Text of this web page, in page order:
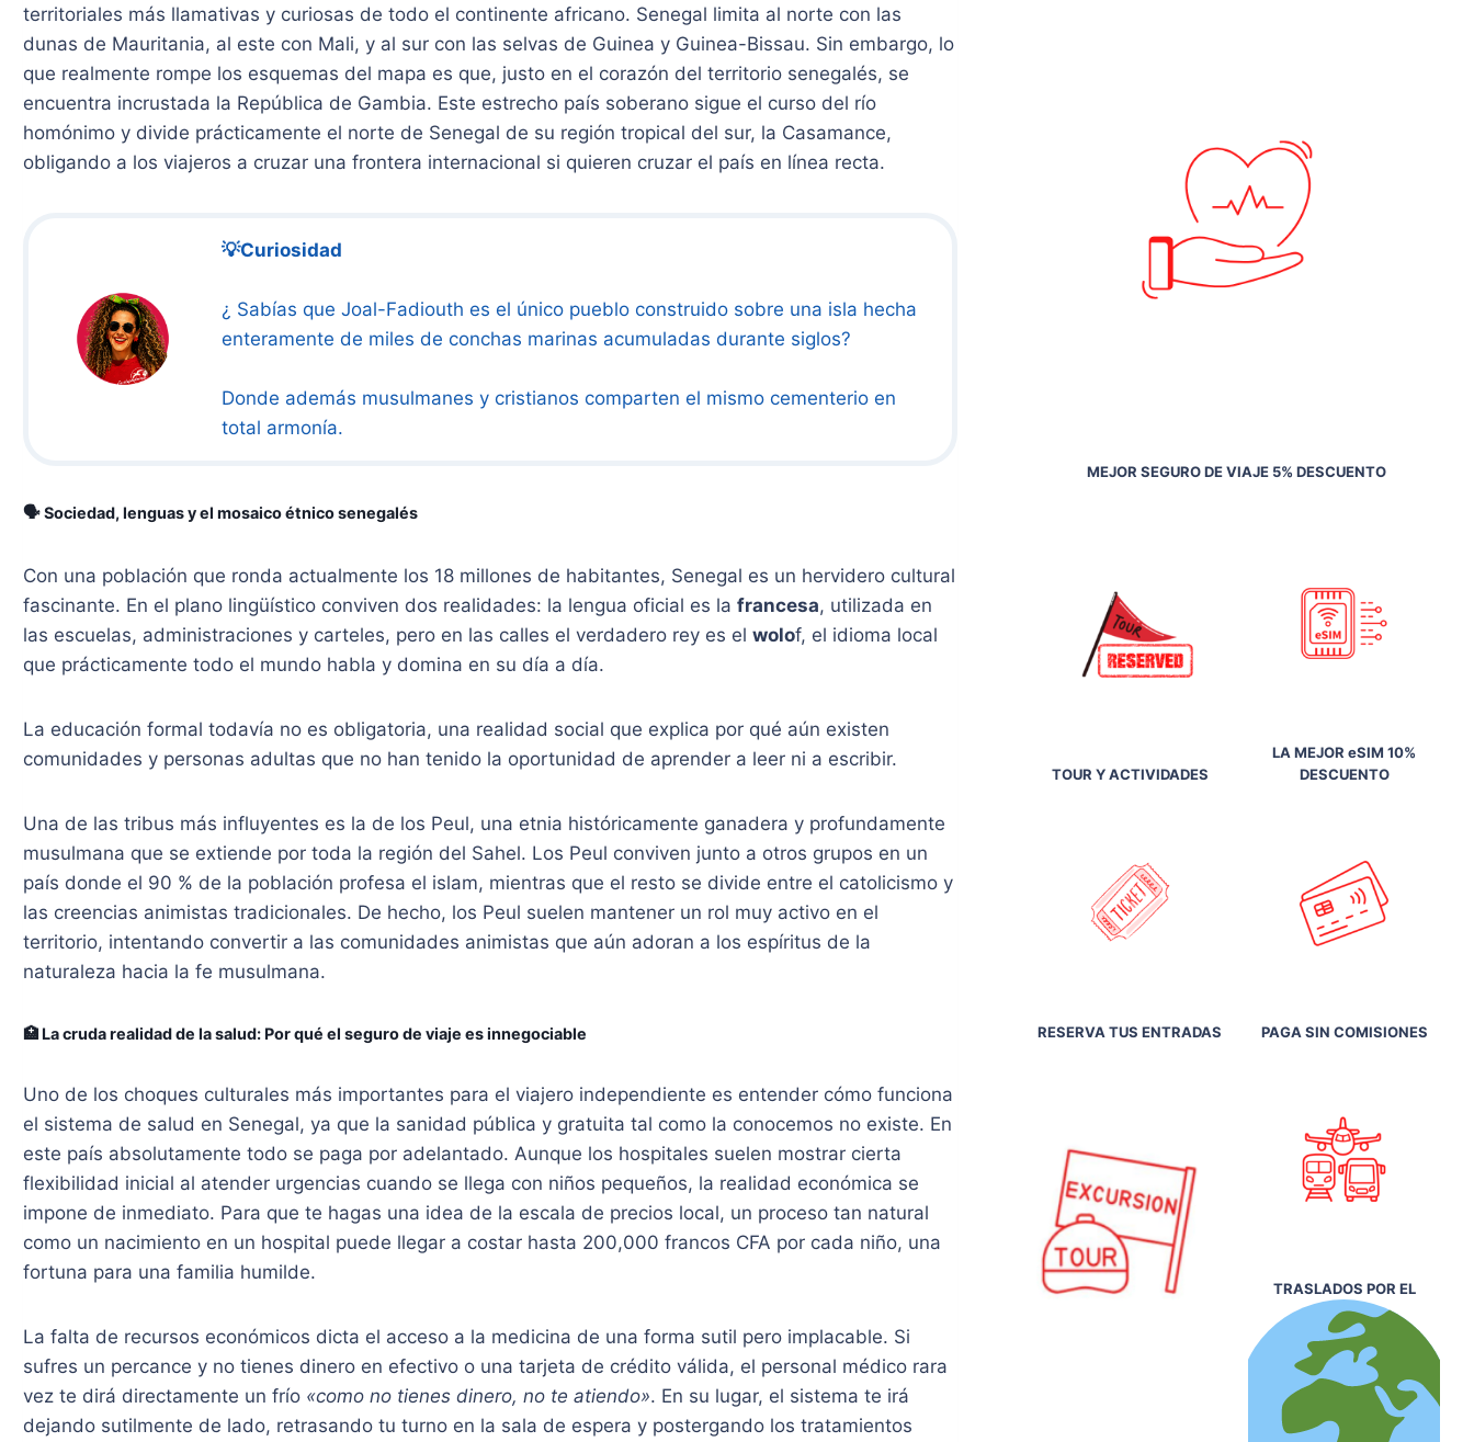
territoriales más llamativas y curiosas de todo el continente africano. Senegal limita al norte con las
dunas de Mauritania, al este con Mali, y al sur con las selvas de Guinea y Guinea-Bissau. Sin embargo, lo
que realmente rompe los esquemas del mapa es que, justo en el corazón del territorio senegalés, se
encuentra incrustada la República de Gambia. Este estrecho país soberano sigue el curso del río
homónimo y divide prácticamente el norte de Senegal de su región tropical del sur, la Casamance,
obligando a los viajeros a cruzar una frontera internacional si quieren cruzar el país en línea recta.
💡Curiosidad
¿ Sabías que Joal-Fadiouth es el único pueblo construido sobre una isla hecha
enteramente de miles de conchas marinas acumuladas durante siglos?
Donde además musulmanes y cristianos comparten el mismo cementerio en
total armonía.
🗣️ Sociedad, lenguas y el mosaico étnico senegalés
Con una población que ronda actualmente los 18 millones de habitantes, Senegal es un hervidero cultural
fascinante. En el plano lingüístico conviven dos realidades: la lengua oficial es la francesa, utilizada en
las escuelas, administraciones y carteles, pero en las calles el verdadero rey es el wolof, el idioma local
que prácticamente todo el mundo habla y domina en su día a día.
La educación formal todavía no es obligatoria, una realidad social que explica por qué aún existen
comunidades y personas adultas que no han tenido la oportunidad de aprender a leer ni a escribir.
Una de las tribus más influyentes es la de los Peul, una etnia históricamente ganadera y profundamente
musulmana que se extiende por toda la región del Sahel. Los Peul conviven junto a otros grupos en un
país donde el 90 % de la población profesa el islam, mientras que el resto se divide entre el catolicismo y
las creencias animistas tradicionales. De hecho, los Peul suelen mantener un rol muy activo en el
territorio, intentando convertir a las comunidades animistas que aún adoran a los espíritus de la
naturaleza hacia la fe musulmana.
🏥 La cruda realidad de la salud: Por qué el seguro de viaje es innegociable
Uno de los choques culturales más importantes para el viajero independiente es entender cómo funciona
el sistema de salud en Senegal, ya que la sanidad pública y gratuita tal como la conocemos no existe. En
este país absolutamente todo se paga por adelantado. Aunque los hospitales suelen mostrar cierta
flexibilidad inicial al atender urgencias cuando se llega con niños pequeños, la realidad económica se
impone de inmediato. Para que te hagas una idea de la escala de precios local, un proceso tan natural
como un nacimiento en un hospital puede llegar a costar hasta 200,000 francos CFA por cada niño, una
fortuna para una familia humilde.
La falta de recursos económicos dicta el acceso a la medicina de una forma sutil pero implacable. Si
sufres un percance y no tienes dinero en efectivo o una tarjeta de crédito válida, el personal médico rara
vez te dirá directamente un frío «como no tienes dinero, no te atiendo». En su lugar, el sistema te irá
dejando sutilmente de lado, retrasando tu turno en la sala de espera y postergando los tratamientos
MEJOR SEGURO DE VIAJE 5% DESCUENTO
TOUR Y ACTIVIDADES
LA MEJOR eSIM 10%
DESCUENTO
RESERVA TUS ENTRADAS PAGA SIN COMISIONES
TRASLADOS POR EL